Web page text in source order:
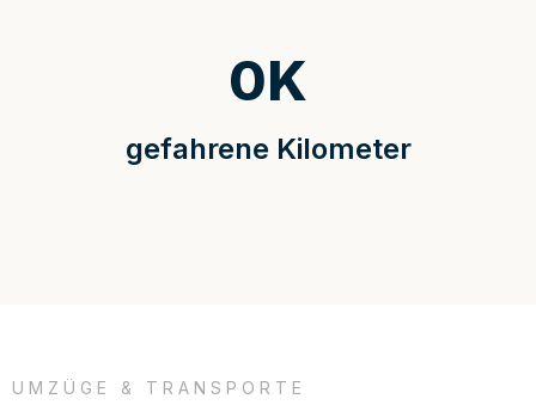
gefahrene Kilometer
0K
UMZÜGE & TRANSPORTE